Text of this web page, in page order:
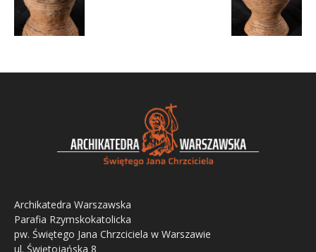
Archikatedra Warszawska
Parafia Rzymskokatolicka
pw. Świętego Jana Chrzciciela w Warszawie
ul. Świętojańska 8